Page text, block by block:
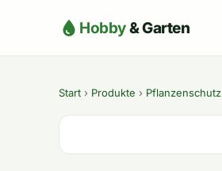
Hobby& Garten
Start › Produkte › Pflanzenschutz